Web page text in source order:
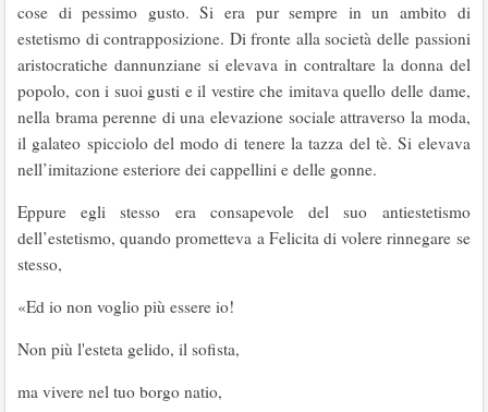
cose di pessimo gusto. Si era pur sempre in un ambito di
estetismo di contrapposizione. Di fronte alla società delle passioni
aristocratiche dannunziane si elevava in contraltare la donna del
popolo, con i suoi gusti e il vestire che imitava quello delle dame,
nella brama perenne di una elevazione sociale attraverso la moda,
il galateo spicciolo del modo di tenere la tazza del tè. Si elevava
nell’imitazione esteriore dei cappellini e delle gonne.
Eppure egli stesso era consapevole del suo antiestetismo
dell’estetismo, quando prometteva a Felicita di volere rinnegare se
stesso,
«Ed io non voglio più essere io!
Non più l'esteta gelido, il sofista,
ma vivere nel tuo borgo natio,